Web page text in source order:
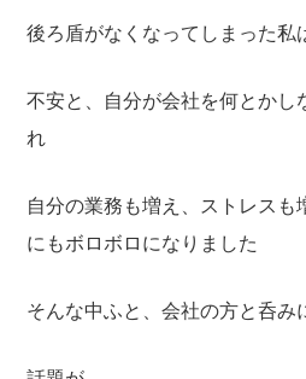
後ろ盾がなくなってしまった私
不安と、自分が会社を何とかし
れ
自分の業務も増え、ストレスも
にもボロボロになりました
そんな中ふと、会社の方と呑み